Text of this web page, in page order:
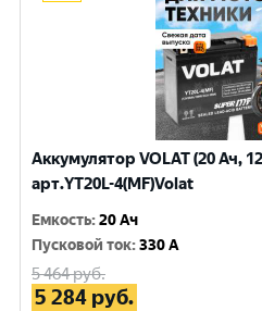
Аккумулятор VOLAT (20 Ач,
арт.YT20L-4(MF)Volat
Емкость:20 Ач
Пусковой ток:330 A
5 464руб.
5 284 руб.